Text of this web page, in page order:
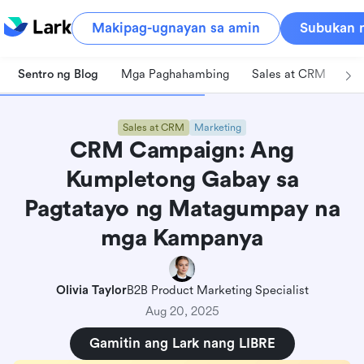
Makipag-ugnayan sa amin Subukan
Sentro ng Blog Mga Paghahambing Sales at CRM
Sales at CRM Marketing
CRM Campaign: Ang
Kumpletong Gabay sa
Pagtatayo ng Matagumpay na
mga Kampanya
Olivia TaylorB2B Product Marketing Specialist
Aug 20, 2025
Gamitin ang Lark nang LIBRE